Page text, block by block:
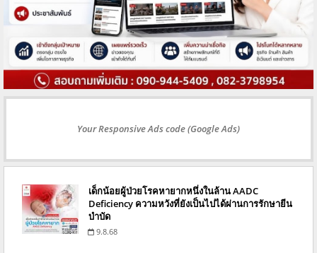
Your Responsive Ads code (Google Ads)
เด็กน้อยผู้ป่วยโรคหายากหนึ่งในล้าน AADC
Deficiency ความหวังที่ยังเป็นไปได้ผ่านการรักษายีน
บำบัด
9.8.68